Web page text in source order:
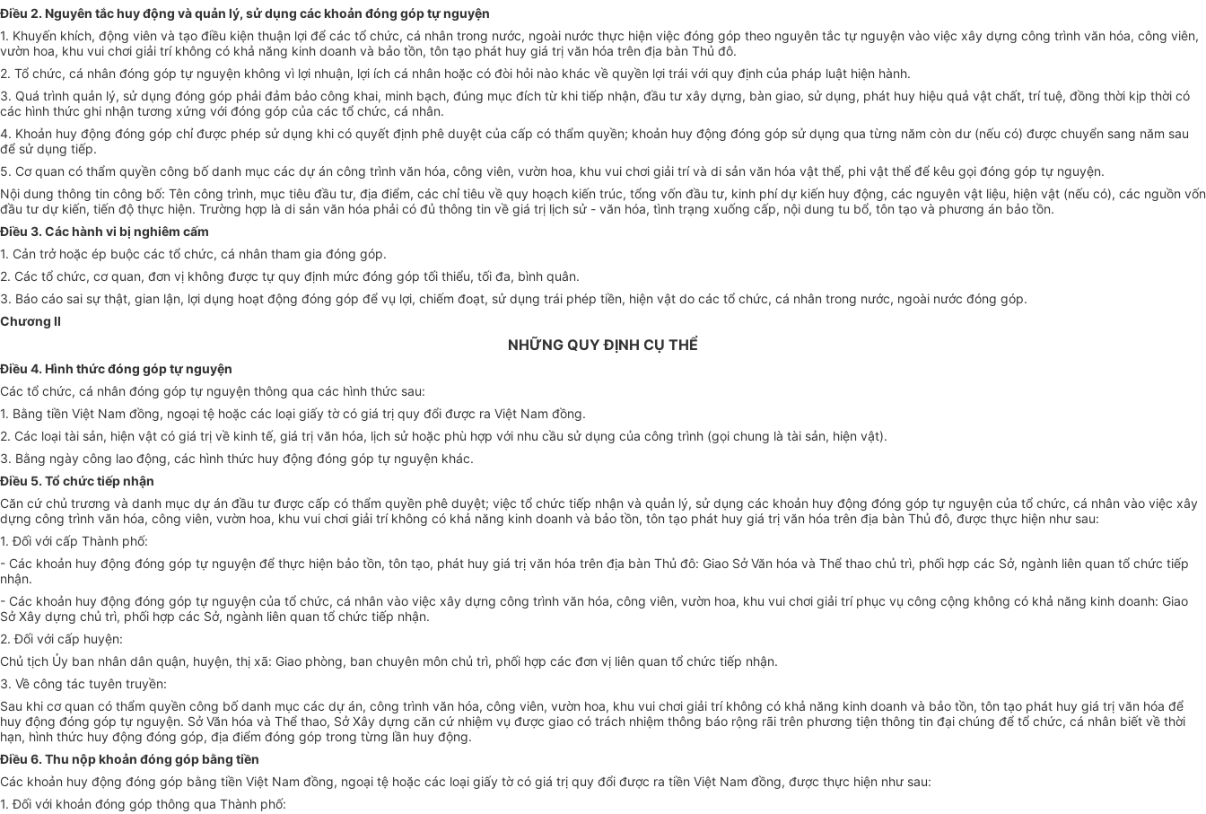
Điều 2. Nguyên tắc huy động và quản lý, sử dụng các khoản đóng góp tự nguyện
1. Khuyến khích, động viên và tạo điều kiện thuận lợi để các tổ chức, cá nhân trong nước, ngoài nước thực hiện việc đóng góp theo nguyên tắc tự nguyện vào việc xây dựng công trình văn hóa, công viên,
vườn hoa, khu vui chơi giải trí không có khả năng kinh doanh và bảo tồn, tôn tạo phát huy giá trị văn hóa trên địa bàn Thủ đô.
2. Tổ chức, cá nhân đóng góp tự nguyện không vì lợi nhuận, lợi ích cá nhân hoặc có đòi hỏi nào khác về quyền lợi trái với quy định của pháp luật hiện hành.
3. Quá trình quản lý, sử dụng đóng góp phải đảm bảo công khai, minh bạch, đúng mục đích từ khi tiếp nhận, đầu tư xây dựng, bàn giao, sử dụng, phát huy hiệu quả vật chất, trí tuệ, đồng thời kịp thời có
các hình thức ghi nhận tương xứng với đóng góp của các tổ chức, cá nhân.
4. Khoản huy động đóng góp chỉ được phép sử dụng khi có quyết định phê duyệt của cấp có thẩm quyền; khoản huy động đóng góp sử dụng qua từng năm còn dư (nếu có) được chuyển sang năm sau
để sử dụng tiếp.
5. Cơ quan có thẩm quyền công bố danh mục các dự án công trình văn hóa, công viên, vườn hoa, khu vui chơi giải trí và di sản văn hóa vật thể, phi vật thể để kêu gọi đóng góp tự nguyện.
Nội dung thông tin công bố: Tên công trình, mục tiêu đầu tư, địa điểm, các chỉ tiêu về quy hoạch kiến trúc, tổng vốn đầu tư, kinh phí dự kiến huy động, các nguyên vật liệu, hiện vật (nếu có), các nguồn vốn
đầu tư dự kiến, tiến độ thực hiện. Trường hợp là di sản văn hóa phải có đủ thông tin về giá trị lịch sử - văn hóa, tình trạng xuống cấp, nội dung tu bổ, tôn tạo và phương án bảo tồn.
Điều 3. Các hành vi bị nghiêm cấm
1. Cản trở hoặc ép buộc các tổ chức, cá nhân tham gia đóng góp.
2. Các tổ chức, cơ quan, đơn vị không được tự quy định mức đóng góp tối thiểu, tối đa, bình quân.
3. Báo cáo sai sự thật, gian lận, lợi dụng hoạt động đóng góp để vụ lợi, chiếm đoạt, sử dụng trái phép tiền, hiện vật do các tổ chức, cá nhân trong nước, ngoài nước đóng góp.
Chương II
NHỮNG QUY ĐỊNH CỤ THỂ
Điều 4. Hình thức đóng góp tự nguyện
Các tổ chức, cá nhân đóng góp tự nguyện thông qua các hình thức sau:
1. Bằng tiền Việt Nam đồng, ngoại tệ hoặc các loại giấy tờ có giá trị quy đổi được ra Việt Nam đồng.
2. Các loại tài sản, hiện vật có giá trị về kinh tế, giá trị văn hóa, lịch sử hoặc phù hợp với nhu cầu sử dụng của công trình (gọi chung là tài sản, hiện vật).
3. Bằng ngày công lao động, các hình thức huy động đóng góp tự nguyện khác.
Điều 5. Tổ chức tiếp nhận
Căn cứ chủ trương và danh mục dự án đầu tư được cấp có thẩm quyền phê duyệt; việc tổ chức tiếp nhận và quản lý, sử dụng các khoản huy động đóng góp tự nguyện của tổ chức, cá nhân vào việc xây
dựng công trình văn hóa, công viên, vườn hoa, khu vui chơi giải trí không có khả năng kinh doanh và bảo tồn, tôn tạo phát huy giá trị văn hóa trên địa bàn Thủ đô, được thực hiện như sau:
1.Đối với cấp Thành phố:
- Các khoản huy động đóng góp tự nguyện để thực hiện bảo tồn, tôn tạo, phát huy giá trị văn hóa trên địa bàn Thủ đô: Giao Sở Văn hóa và Thể thao chủ trì, phối hợp các Sở, ngành liên quan tổ chức tiếp
nhận.
- Các khoản huy động đóng góp tự nguyện của tổ chức, cá nhân vào việc xây dựng công trình văn hóa, công viên, vườn hoa, khu vui chơi giải trí phục vụ công cộng không có khả năng kinh doanh: Giao
Sở Xây dựng chủ trì, phối hợp các Sở, ngành liên quan tổ chức tiếp nhận.
2.Đối với cấp huyện:
Chủ tịch Ủy ban nhân dân quận, huyện, thị xã: Giao phòng, ban chuyên môn chủ trì, phối hợp các đơn vị liên quan tổ chức tiếp nhận.
3. Về công tác tuyên truyền:
Sau khi cơ quan có thẩm quyền công bố danh mục các dự án, công trình văn hóa, công viên, vườn hoa, khu vui chơi giải trí không có khả năng kinh doanh và bảo tồn, tôn tạo phát huy giá trị văn hóa để
huy động đóng góp tự nguyện. Sở Văn hóa và Thể thao, Sở Xây dựng căn cứ nhiệm vụ được giao có trách nhiệm thông báo rộng rãi trên phương tiện thông tin đại chúng để tổ chức, cá nhân biết về thời
hạn, hình thức huy động đóng góp, địa điểm đóng góp trong từng lần huy động.
Điều 6. Thu nộp khoản đóng góp bằng tiền
Các khoản huy động đóng góp bằng tiền Việt Nam đồng, ngoại tệ hoặc các loại giấy tờ có giá trị quy đổi được ra tiền Việt Nam đồng, được thực hiện như sau:
1.Đối với khoản đóng góp thông qua Thành phố: